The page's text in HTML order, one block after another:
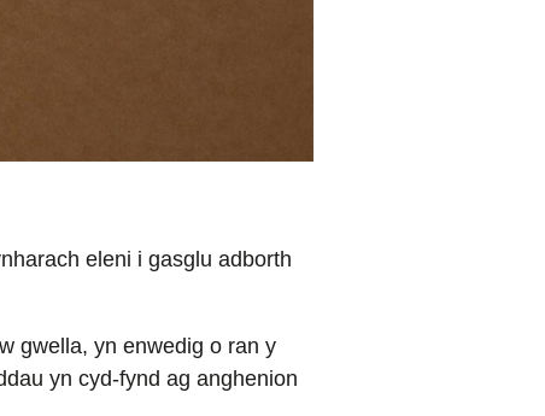
eleni i gasglu adborth
gwella, yn enwedig o ran y
yn cyd-fynd ag anghenion